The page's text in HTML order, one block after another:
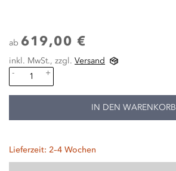
ab 619,00 €
inkl. MwSt., zzgl. Versand
-
+
IN DEN WARENKORB
Lieferzeit: 2–4 Wochen